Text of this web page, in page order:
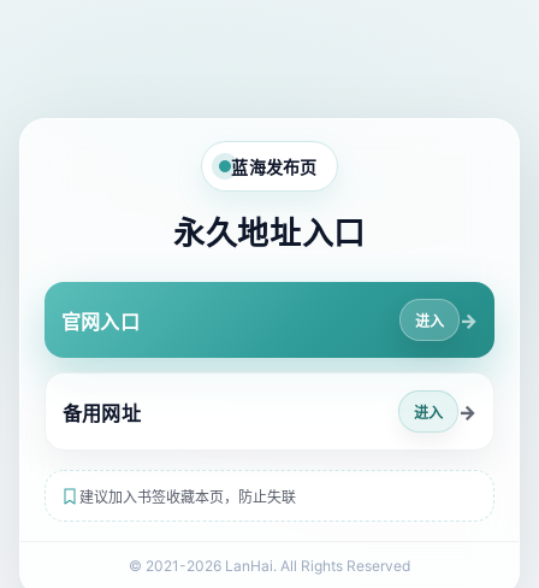
蓝海发布页
永久地址入口
官网入口 进入 →
备用网址 进入 →
建议加入书签收藏本页，防止失联
© 2021-2026 LanHai. All Rights Reserved